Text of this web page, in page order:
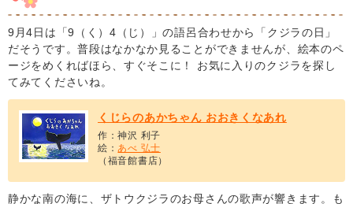
9月4日は「9（く）4（じ）」の語呂合わせから「クジラの日」
だそうです。普段はなかなか見ることができませんが、絵本のペ
ージをめくればほら、すぐそこに！ お気に入りのクジラを探し
てみてくださいね。
くじらのあかちゃん おおきくなあれ
作：神沢 利子
絵： あべ 弘士
（福音館書店）
静かな南の海に、ザトウクジラのお母さんの歌声が響きます。も